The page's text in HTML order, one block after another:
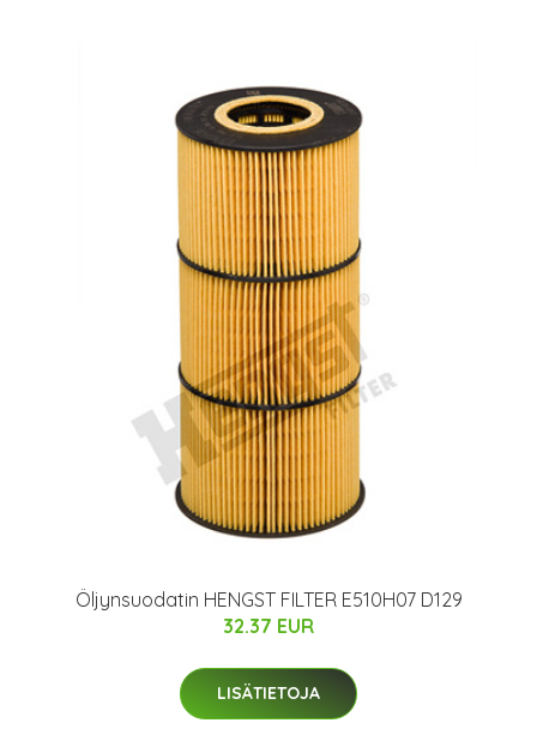
Öljynsuodatin HENGST FILTER E510H07 D129
32.37 EUR
LISÄTIETOJA